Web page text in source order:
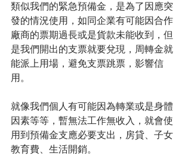
類似我們的緊急預備金，是為了因應突
發的情況使用，如同企業有可能因合作
廠商的票期過長或是貨款未能收到，但
是我們開出的支票就要兌現，周轉金就
能派上用場，避免支票跳票，影響信
用。
就像我們個人有可能因為轉業或是身體
因素等等，暫無法工作無收入，就會使
用到預備金支應必要支出，房貸、子女
教育費、生活開銷。